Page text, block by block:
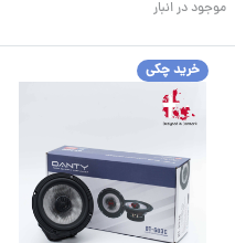
موجود در انبار
خرید چکی